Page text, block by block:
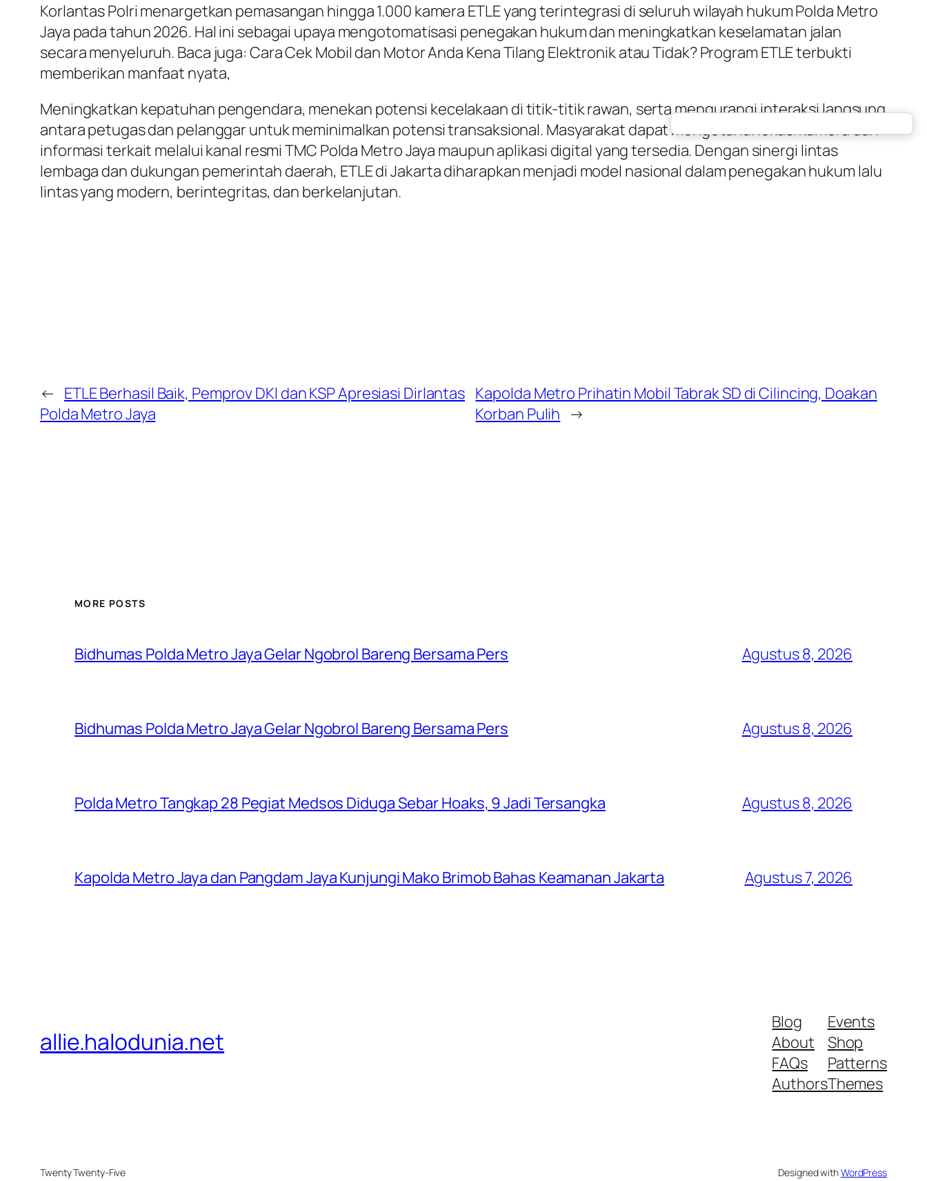
Korlantas Polri menargetkan pemasangan hingga 1.000 kamera ETLE yang terintegrasi di seluruh wilayah hukum Polda Metro
Jaya pada tahun 2026. Hal ini sebagai upaya mengotomatisasi penegakan hukum dan meningkatkan keselamatan jalan
secara menyeluruh. Baca juga: Cara Cek Mobil dan Motor Anda Kena Tilang Elektronik atau Tidak? Program ETLE terbukti
memberikan manfaat nyata,
Meningkatkan kepatuhan pengendara, menekan potensi kecelakaan di titik-titik rawan, serta mengurangi interaksi langsung
antara petugas dan pelanggar untuk meminimalkan potensi transaksional. Masyarakat dapat mengetahui lokasi kamera dan
informasi terkait melalui kanal resmi TMC Polda Metro Jaya maupun aplikasi digital yang tersedia. Dengan sinergi lintas
lembaga dan dukungan pemerintah daerah, ETLE di Jakarta diharapkan menjadi model nasional dalam penegakan hukum lalu
lintas yang modern, berintegritas, dan berkelanjutan.
← ETLE Berhasil Baik, Pemprov DKI dan KSP Apresiasi Dirlantas
Polda Metro Jaya
Kapolda Metro Prihatin Mobil Tabrak SD di Cilincing, Doakan
Korban Pulih →
MORE POSTS
Bidhumas Polda Metro Jaya Gelar Ngobrol Bareng Bersama Pers Agustus 8, 2026
Bidhumas Polda Metro Jaya Gelar Ngobrol Bareng Bersama Pers Agustus 8, 2026
Polda Metro Tangkap 28 Pegiat Medsos Diduga Sebar Hoaks, 9 Jadi Tersangka Agustus 8, 2026
Kapolda Metro Jaya dan Pangdam Jaya Kunjungi Mako Brimob Bahas Keamanan Jakarta Agustus 7, 2026
allie.halodunia.net
Blog
About
FAQs
Authors
Events
Shop
Patterns
Themes
Twenty Twenty-Five Designed withWordPress